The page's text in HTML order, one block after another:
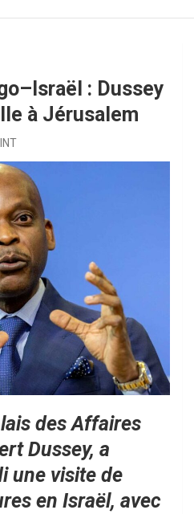
: Dussey
à Jérusalem
des Affaires
Dussey, a
une visite de
en Israël, avec